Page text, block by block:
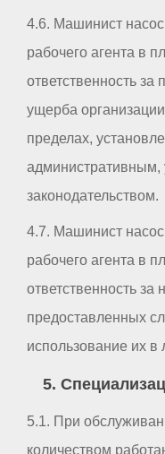
4.6. Машинист
рабочего агента в
ответственность за
ущерба
пределах,
административным,
законодательством.
4.7. Машинист
рабочего агента в
ответственность
предоставленных
использование их в
5.
5.1. При
количеством